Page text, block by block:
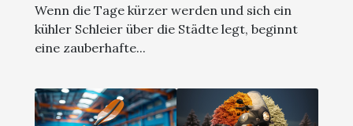
Wenn die Tage kürzer werden und sich ein
kühler Schleier über die Städte legt, beginnt
eine zauberhafte...